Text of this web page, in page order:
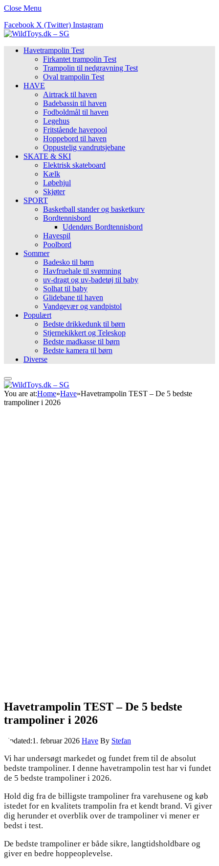
Close Menu
Facebook X (Twitter) Instagram
Havetrampolin Test
Firkantet trampolin Test
Trampolin til nedgravning Test
Oval trampolin Test
HAVE
Airtrack til haven
Badebassin til haven
Fodboldmål til haven
Legehus
Fritstående havepool
Hoppebord til haven
Oppustelig vandrutsjebane
SKATE & SKI
Elektrisk skateboard
Kælk
Løbehjul
Skjøter
SPORT
Basketball stander og basketkurv
Bordtennisbord
Udendørs Bordtennisbord
Havespil
Poolbord
Sommer
Badesko til børn
Havfruehale til svømning
uv-dragt og uv-badetøj til baby
Solhat til baby
Glidebane til haven
Vandgevær og vandpistol
Populært
Bedste drikkedunk til børn
Stjernekikkert og Teleskop
Bedste madkasse til børn
Bedste kamera til børn
Diverse
You are at:Home»Have»Havetrampolin TEST – De 5 bedste
trampoliner i 2026
Havetrampolin TEST – De 5 bedste
trampoliner i 2026
Updated:1. februar 2026 Have By Stefan
Vi har undersøgt markedet og fundet frem til de absolut
bedste trampoliner. I denne havetrampolin test har vi fundet
de 5 bedste trampoliner i 2026.
Hold dig fra de billigste trampoliner fra varehusene og køb
istedet for en kvalitets trampolin fra et kendt brand. Vi giver
dig herunder et overblik over de trampoliner vi mener er
bedst i test.
De bedste trampoliner er både sikre, langtidsholdbare og
giver en bedre hoppeoplevelse.